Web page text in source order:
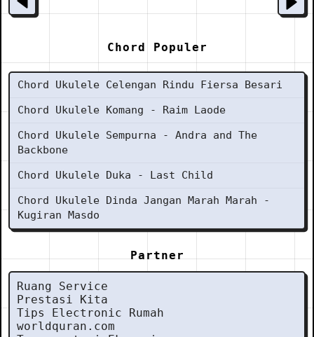
Chord Populer
Chord Ukulele Celengan Rindu Fiersa Besari
Chord Ukulele Komang - Raim Laode
Chord Ukulele Sempurna - Andra and The
Backbone
Chord Ukulele Duka - Last Child
Chord Ukulele Dinda Jangan Marah Marah -
Kugiran Masdo
Partner
Ruang Service
Prestasi Kita
Tips Electronic Rumah
worldquran.com